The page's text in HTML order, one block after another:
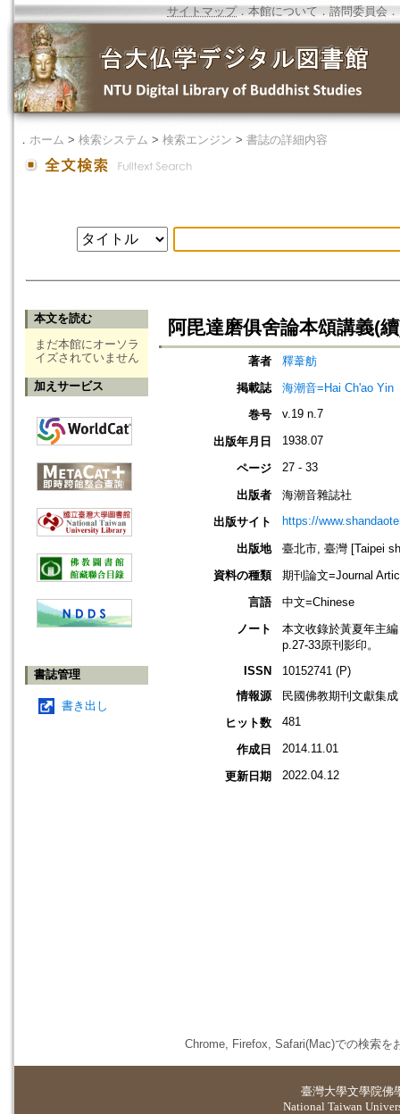
サイトマップ．本館について ． 諮問委員会 ．
． ホーム > 検索システム > 検索エンジン > 書誌の詳細内容
本文を読む
まだ本館にオーソラ
イズされていません
加えサービス
書誌管理
書き出し
阿毘達磨俱舍論本頌講義(
著者
釋葦舫
掲載誌
海潮音=Hai Ch'ao Yin
巻号
v.19 n.7
出版年月日 1938.07
ページ 27 - 33
出版者
海潮音雜誌社
出版サイト
https://
出版地
臺北市, 臺灣 [Taipei
資料の種類
期刊論文=Journal
言語
中文=Chinese
ノート
本文收錄於黃夏年主
p.27-33原刊影印。
ISSN
10152741 (P)
情報源
民國佛教期刊文獻集
ヒット数
481
作成日 2014.11.01
更新日期 2022.04.12
Chrome, Firefox, Safari(Mac)での検索を
臺灣大學文學院佛
National Taiwan